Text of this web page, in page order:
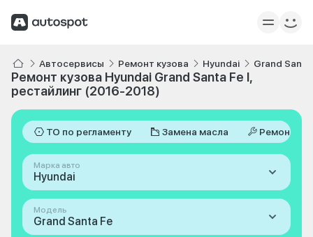
Автосервисы Ремонт кузова Hyundai Grand Santa
Ремонт кузова Hyundai Grand Santa Fe I,
рестайлинг (2016-2018)
ТО по регламенту Замена масла Ремонт
Марка авто
Hyundai
Модель
Grand Santa Fe